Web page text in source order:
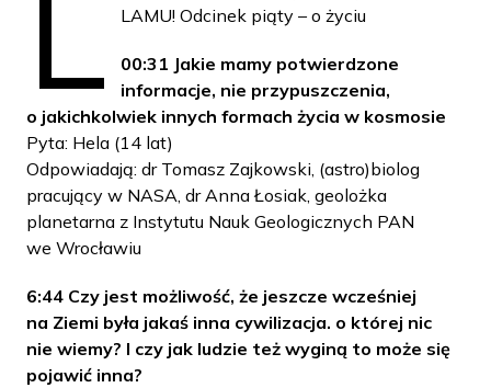
LAMU! Odcinek piąty – o życiu
00:31 Jakie mamy potwierdzone
informacje, nie przypuszczenia,
o jakichkolwiek innych formach życia w kosmosie
Pyta: Hela (14 lat)
Odpowiadają: dr Tomasz Zajkowski, (astro)biolog
pracujący w NASA, dr Anna Łosiak, geolożka
planetarna z Instytutu Nauk Geologicznych PAN
we Wrocławiu
6:44 Czy jest możliwość, że jeszcze wcześniej
na Ziemi była jakaś inna cywilizacja. o której nic
nie wiemy? I czy jak ludzie też wyginą to może się
pojawić inna?